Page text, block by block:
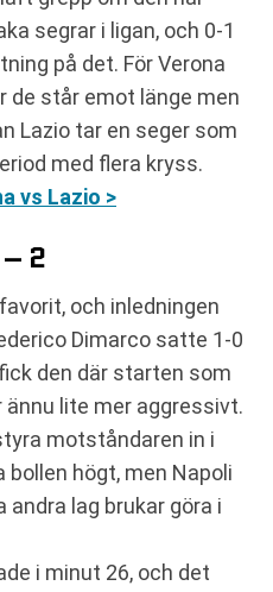
segrar i ligan, och 0-1
på det. För Verona
de står emot länge men
Lazio tar en seger som
med flera kryss.
vs Lazio >
– 2
och inledningen
Dimarco satte 1-0
den där starten som
lite mer aggressivt.
motståndaren in i
högt, men Napoli
lag brukar göra i
i minut 26, och det